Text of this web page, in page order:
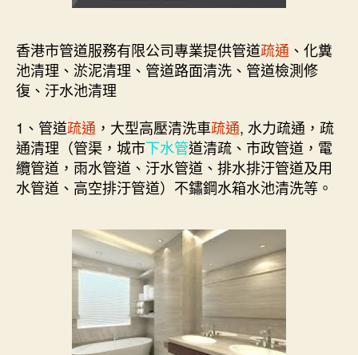
香港市管道服務有限公司專業提供管道疏通 、化糞
池清理、淤泥清理、管道路面清洗、管道檢測修
復、汙水池清理
1、管道疏通 ，大型高壓清洗車疏通, 水力疏通，疏
通清理（管渠，城市下水管道清疏、市政管道，電
纜管道，雨水管道、汙水管道、排水排汙管道及用
水管道、高空排汙管道）不鏽鋼水箱水池清洗等。